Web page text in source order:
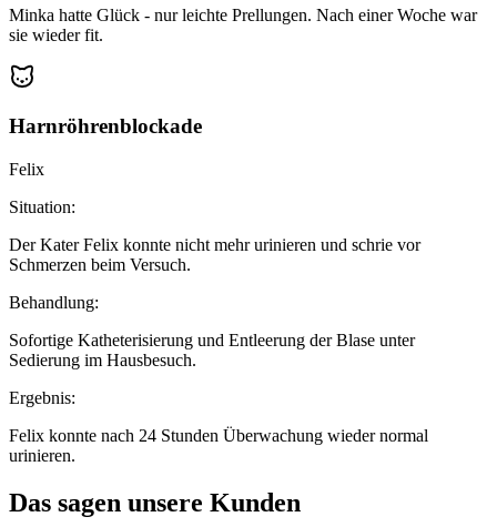
Minka hatte Glück - nur leichte Prellungen. Nach einer Woche war
sie wieder fit.
Harnröhrenblockade
Felix
Situation:
Der Kater Felix konnte nicht mehr urinieren und schrie vor
Schmerzen beim Versuch.
Behandlung:
Sofortige Katheterisierung und Entleerung der Blase unter
Sedierung im Hausbesuch.
Ergebnis:
Felix konnte nach 24 Stunden Überwachung wieder normal
urinieren.
Das sagen unsere Kunden